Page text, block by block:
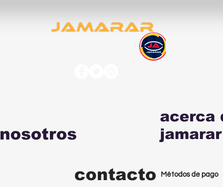
acerca
jamarar
nosotros
contacto Métodos de pago